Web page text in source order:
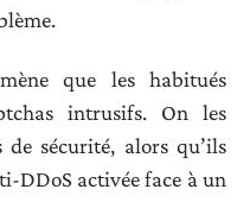
que les habitués
intrusifs. On les
sécurité, alors qu’ils
DDoS activée face à un